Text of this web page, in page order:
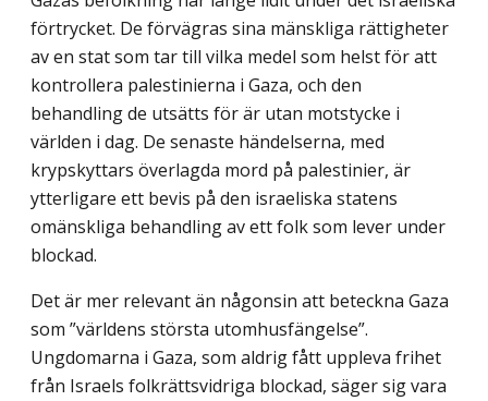
förtrycket. De förvägras sina mänskliga rättigheter
av en stat som tar till vilka medel som helst för att
kontrollera palestinierna i Gaza, och den
behandling de utsätts för är utan motstycke i
världen i dag. De senaste händelserna, med
krypskyttars överlagda mord på palestinier, är
ytterligare ett bevis på den israeliska statens
omänskliga behandling av ett folk som lever under
blockad.
Det är mer relevant än någonsin att beteckna Gaza
som ”världens största utomhusfängelse”.
Ungdomarna i Gaza, som aldrig fått uppleva frihet
från Israels folkrättsvidriga blockad, säger sig vara